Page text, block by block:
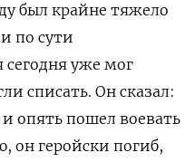
был крайне тяжело
по сути
сегодня уже мог
списать. Он сказал:
опять пошел воевать
он геройски погиб,